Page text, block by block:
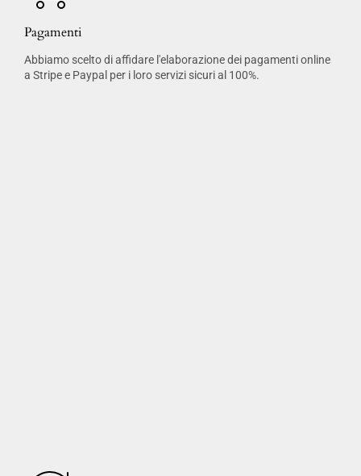
Pagamenti
Abbiamo scelto di affidare l'elaborazione dei pagamenti online
a Stripe e Paypal per i loro servizi sicuri al 100%.